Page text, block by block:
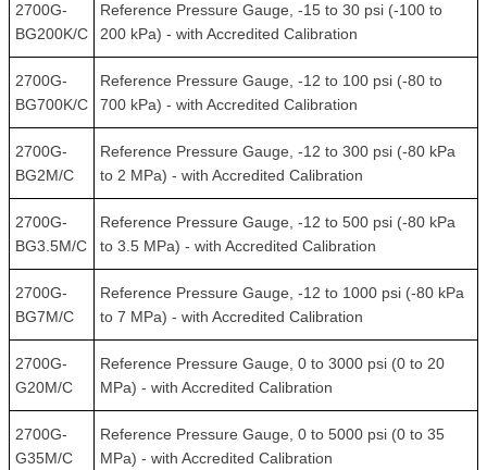
2700G-
BG200K/C
Reference Pressure Gauge, -15 to 30 psi (-100 to
200 kPa) - with Accredited Calibration
2700G-
BG700K/C
Reference Pressure Gauge, -12 to 100 psi (-80 to
700 kPa) - with Accredited Calibration
2700G-
BG2M/C
Reference Pressure Gauge, -12 to 300 psi (-80 kPa
to 2 MPa) - with Accredited Calibration
2700G-
BG3.5M/C
Reference Pressure Gauge, -12 to 500 psi (-80 kPa
to 3.5 MPa) - with Accredited Calibration
2700G-
BG7M/C
Reference Pressure Gauge, -12 to 1000 psi (-80 kPa
to 7 MPa) - with Accredited Calibration
2700G-
G20M/C
Reference Pressure Gauge, 0 to 3000 psi (0 to 20
MPa) - with Accredited Calibration
2700G-
G35M/C
Reference Pressure Gauge, 0 to 5000 psi (0 to 35
MPa) - with Accredited Calibration